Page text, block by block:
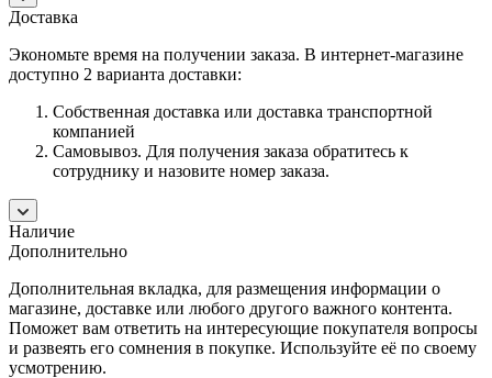
Доставка
Экономьте время на получении заказа. В интернет-магазине
доступно 2 варианта доставки:
Собственная доставка или доставка транспортной
компанией
Самовывоз. Для получения заказа обратитесь к
сотруднику и назовите номер заказа.
Наличие
Дополнительно
Дополнительная вкладка, для размещения информации о
магазине, доставке или любого другого важного контента.
Поможет вам ответить на интересующие покупателя вопросы
и развеять его сомнения в покупке. Используйте её по своему
усмотрению.